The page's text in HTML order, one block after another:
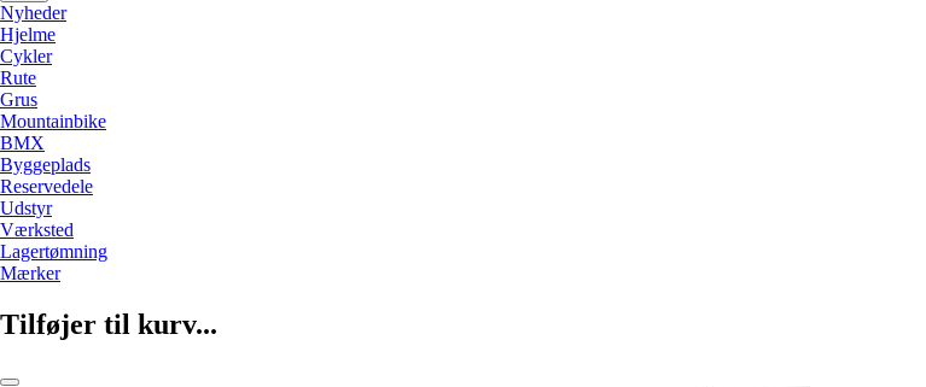
Nyheder
Hjelme
Cykler
Rute
Grus
Mountainbike
BMX
Byggeplads
Reservedele
Udstyr
Værksted
Lagertømning
Mærker
Tilføjer til kurv...